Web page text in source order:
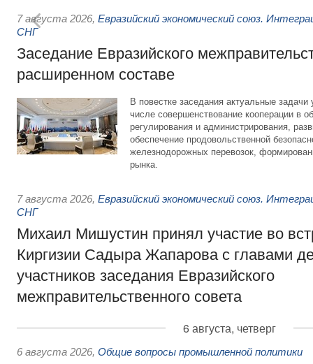
7 августа 2026, Евразийский экономический союз.
СНГ
Заседание Евразийского
расширенном составе
В повестке заседания актуальные задачи
числе совершенствование кооперации в
регулирования и администрирования,
обеспечение продовольственной
железнодорожных перевозок,
рынка.
7 августа 2026, Евразийский экономический союз.
СНГ
Михаил Мишустин принял участие во
Киргизии Садыра Жапарова с главами
участников заседания Евразийского
межправительственного совета
6 августа, четверг
6 августа 2026, Общие вопросы промышленной политики